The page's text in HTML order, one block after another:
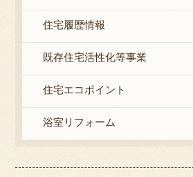
住宅履歴情報
既存住宅活性化等事業
住宅エコポイント
浴室リフォーム